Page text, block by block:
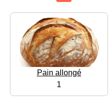
Pain allongé
1